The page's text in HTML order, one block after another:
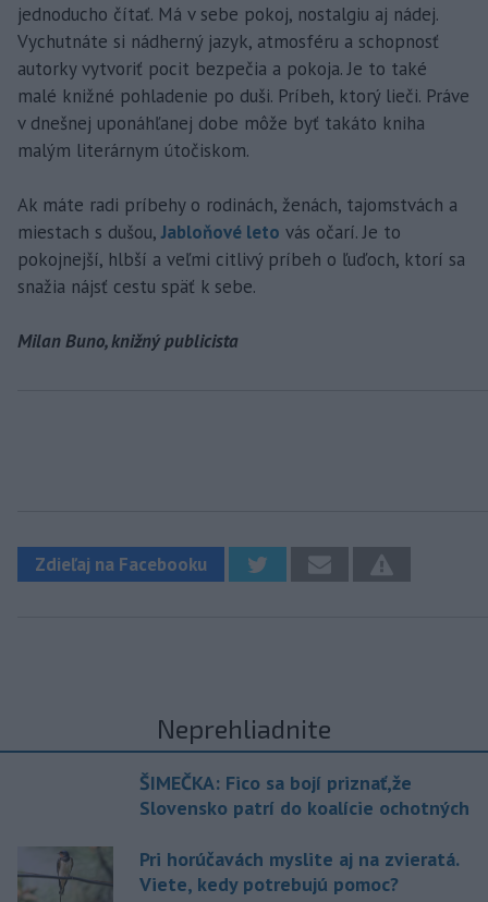
jednoducho čítať. Má v sebe pokoj, nostalgiu aj nádej.
Vychutnáte si nádherný jazyk, atmosféru a schopnosť
autorky vytvoriť pocit bezpečia a pokoja. Je to také
malé knižné pohladenie po duši. Príbeh, ktorý lieči. Práve
v dnešnej uponáhľanej dobe môže byť takáto kniha
malým literárnym útočiskom.
Ak máte radi príbehy o rodinách, ženách, tajomstvách a
miestach s dušou,Jabloňové leto vás očarí. Je to
pokojnejší, hlbší a veľmi citlivý príbeh o ľuďoch, ktorí sa
snažia nájsť cestu späť k sebe.
Milan Buno, knižný publicista
Zdieľaj na Facebooku
Neprehliadnite
ŠIMEČKA: Fico sa bojí priznať,že
Slovensko patrí do koalície ochotných
Pri horúčavách myslite aj na zvieratá.
Viete, kedy potrebujú pomoc?